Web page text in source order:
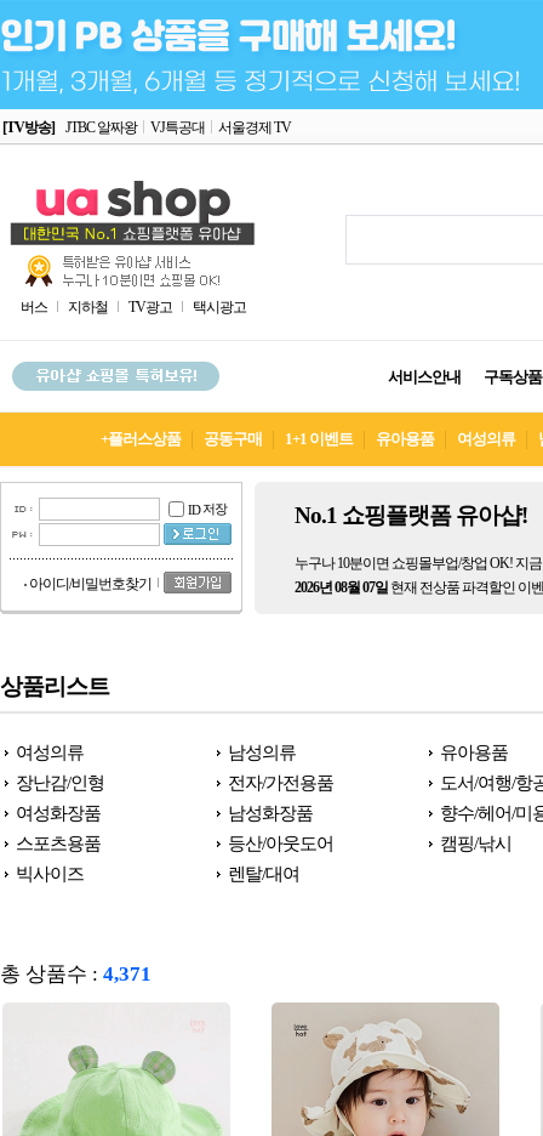
[TV방송] JTBC 알짜왕 VJ특공대 서울경제 TV
버스 지하철 TV광고 택시광고
서비스안내 구독상
+플러스상품 공동구매 1+1 이벤트 유아용품 여성의류
ID 저장
아이디/비밀번호찾기
No.1 쇼핑플랫폼 유아샵!
누구나 10분이면 쇼핑몰부업/창업 OK! 지
2026년 08월 07일 현재 전상품 파격할인 이
상품리스트
여성의류 남성의류
유아용품
장난감/인형
전자/가전용품
도서/여행/항
여성화장품
남성화장품
향수/헤어/미
스포츠용품
등산/아웃도어
캠핑/낚시
빅사이즈
렌탈/대여
총 상품수 : 4,371